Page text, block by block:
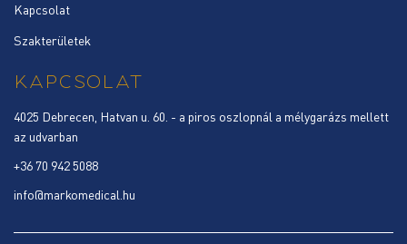
Kapcsolat
Szakterületek
KAPCSOLAT
4025 Debrecen, Hatvan u. 60. - a piros oszlopnál a mélygarázs mellett
az udvarban
+36 70 942 5088
info@markomedical.hu